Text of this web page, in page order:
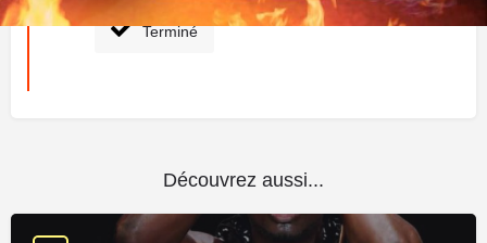
Terminé
Découvrez aussi...